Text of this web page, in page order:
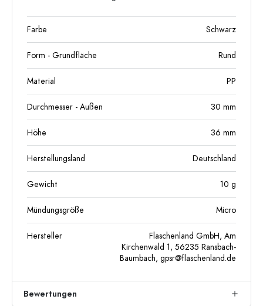
Farbe Schwarz
Form - Grundfläche Rund
Material PP
Durchmesser - Außen 30 mm
Höhe 36 mm
Herstellungsland Deutschland
Gewicht 10 g
Mündungsgröße Micro
Hersteller
Flaschenland GmbH, Am
Kirchenwald 1, 56235 Ransbach-
Baumbach, gpsr@flaschenland.de
Bewertungen